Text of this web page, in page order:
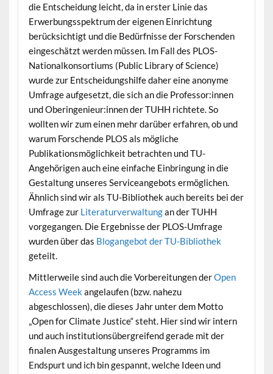
die Entscheidung leicht, da in erster Linie das
Erwerbungsspektrum der eigenen Einrichtung
berücksichtigt und die Bedürfnisse der Forschenden
eingeschätzt werden müssen. Im Fall des PLOS-
Nationalkonsortiums (Public Library of Science)
wurde zur Entscheidungshilfe daher eine anonyme
Umfrage aufgesetzt, die sich an die Professor:innen
und Oberingenieur:innen der TUHH richtete. So
wollten wir zum einen mehr darüber erfahren, ob und
warum Forschende PLOS als mögliche
Publikationsmöglichkeit betrachten und TU-
Angehörigen auch eine einfache Einbringung in die
Gestaltung unseres Serviceangebots ermöglichen.
Ähnlich sind wir als TU-Bibliothek auch bereits bei der
Umfrage zur Literaturverwaltungan der TUHH
vorgegangen. Die Ergebnisse der PLOS-Umfrage
wurden über das Blogangebot der TU-Bibliothek
geteilt.
Mittlerweile sind auch die Vorbereitungen derOpen
Access Week angelaufen (bzw. nahezu
abgeschlossen), die dieses Jahr unter dem Motto
„Open for Climate Justice“ steht. Hier sind wir intern
und auch institutionsübergreifend gerade mit der
finalen Ausgestaltung unseres Programms im
Endspurt und ich bin gespannt, welche Ideen und